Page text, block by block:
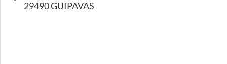
29490 GUIPAVAS